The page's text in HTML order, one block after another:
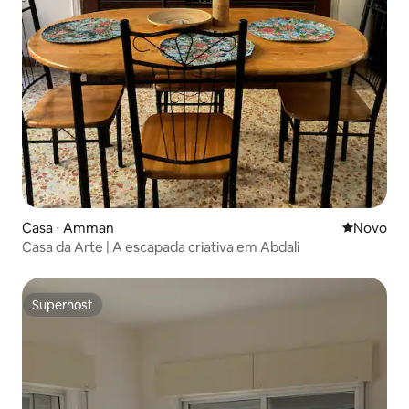
Casa ⋅ Amman Novo
Novo
Casa da Arte | A escapada criativa em Abdali
Superhost
Superhost